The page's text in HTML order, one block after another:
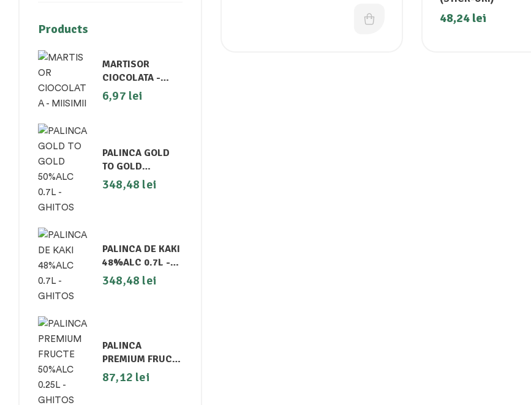
48,24 lei
Products
MARTISOR
CIOCOLATA -
MIISIMII
6,97 lei
PALINCA GOLD
TO GOLD
50%ALC 0.7L -
GHITOS
348,48 lei
PALINCA DE KAKI
48%ALC 0.7L -
GHITOS
348,48 lei
PALINCA
PREMIUM FRUCTE
50%ALC 0.25L -
GHITOS
87,12 lei